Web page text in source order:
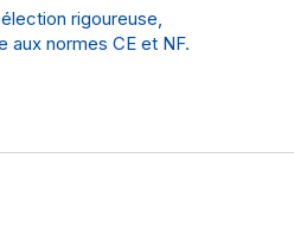
rigoureuse,
aux normes CE et NF.